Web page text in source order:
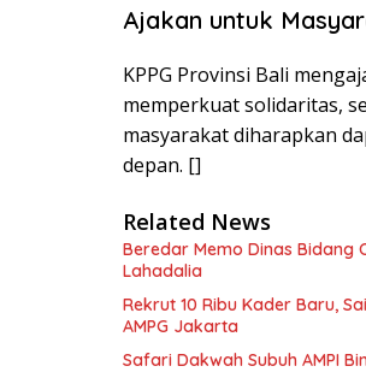
Ajakan untuk
KPPG Provinsi Bali
memperkuat solidaritas,
masyarakat diharapkan
depan. []
Related News
Beredar Memo Dinas Bidang
Lahadalia
Rekrut 10 Ribu Kader Baru,
AMPG Jakarta
Safari Dakwah Subuh AMPI